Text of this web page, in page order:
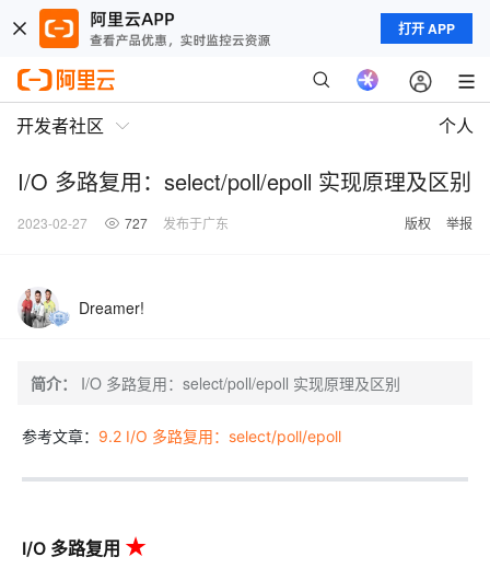
打开 APP
开发者社区 个人
I/O 多路复用：select/poll/epoll 实现原理及区别
2023-02-27 727 发布于广东 版权 举报
Dreamer!
简介： I/O 多路复用：select/poll/epoll 实现原理及区别
参考文章： 9.2 I/O 多路复用：select/poll/epoll
I/O 多路复用 ★
★